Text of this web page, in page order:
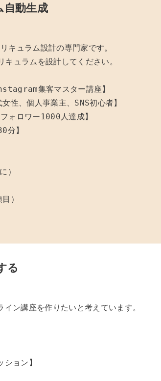
自動生成
キュラム設計の専門家です。
ュラムを設計してください。
集客マスター講座】
性、個人事業主、SNS初心者】
ォロワー1000人達成】
分】
）
）
る
ン講座を作りたいと考えています。
ョン】